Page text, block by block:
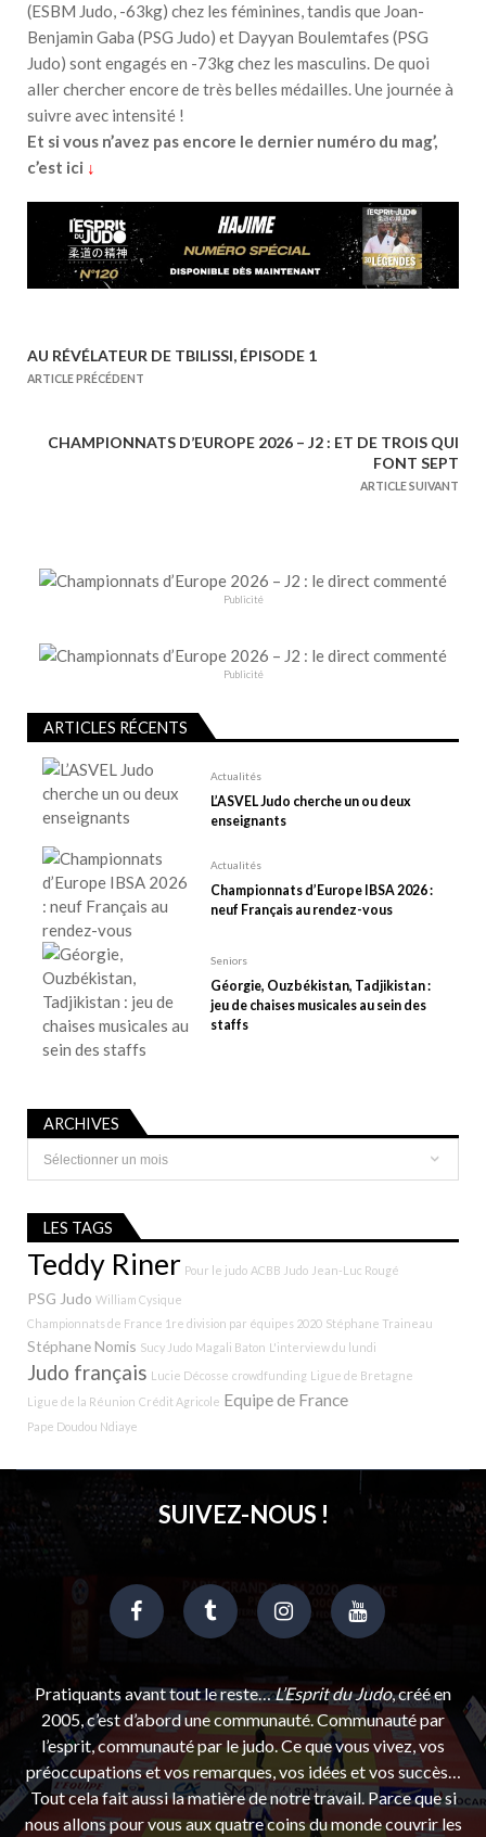
(ESBM Judo, -63kg) chez les féminines, tandis que Joan-
Benjamin Gaba (PSG Judo) et Dayyan Boulemtafes (PSG
Judo) sont engagés en -73kg chez les masculins. De quoi
aller chercher encore de très belles médailles. Une journée à
suivre avec intensité !
Et si vous n’avez pas encore le dernier numéro du mag’,
c’est ici ↓
N
d
l
’
AU RÉVÉLATEUR DE TBILISSI, ÉPISODE 1
ARTICLE PRÉCÉDENT
CHAMPIONNATS D’EUROPE 2026 – J2 : ET DE TROIS QUI
FONT SEPT
ARTICLE SUIVANT
Publicité
Publicité
ARTICLES RÉCENTS
Actualités
L’ASVEL Judo cherche un ou deux
enseignants
Actualités
Championnats d’Europe IBSA 2026 :
neuf Français au rendez-vous
Seniors
Géorgie, Ouzbékistan, Tadjikistan :
jeu de chaises musicales au sein des
staffs
ARCHIVES
Archives
LES TAGS
Teddy Riner Pour le judo ACBB Judo Jean-Luc Rougé
PSG Judo William Cysique
Championnats de France 1re division par équipes 2020 Stéphane Traineau
Stéphane Nomis Sucy Judo Magali Baton L'interview du lundi
Judo français Lucie Décosse crowdfunding Ligue de Bretagne
Ligue de la Réunion Crédit Agricole Equipe de France
Pape Doudou Ndiaye
SUIVEZ-NOUS !
Pratiquants avant tout le reste…L’Esprit du Judo, créé en
2005, c’est d’abord une communauté. Communauté par
l’esprit, communauté par le judo. Ce que vous vivez, vos
préoccupations et vos remarques, vos idées et vos succès…
Tout cela fait aussi la matière de notre travail. Parce que si
nous allons pour vous aux quatre coins du monde couvrir les